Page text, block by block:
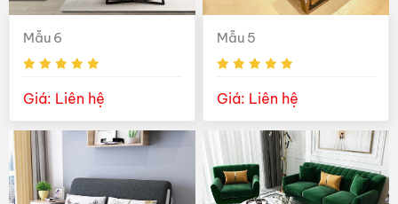
Mẫu 6
Giá: Liên hệ
Mẫu 5
Giá: Liên hệ